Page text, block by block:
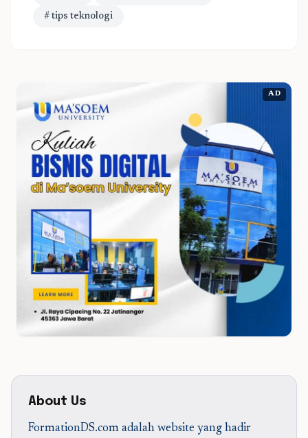
# tips teknologi
AD
About Us
FormationDS.com adalah website yang hadir